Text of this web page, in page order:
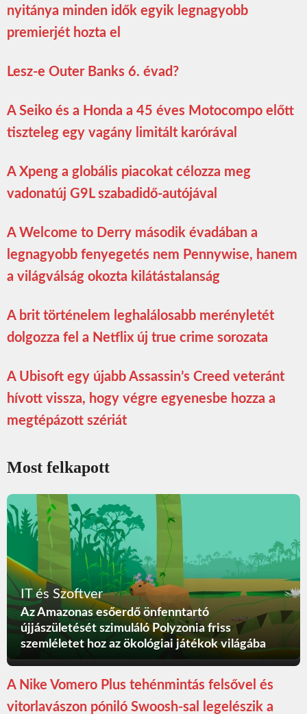
nyitánya minden idők egyik legnagyobb
premierjét hozta el
Lesz-e Outer Banks 6. évad?
A Seiko és a Honda a 45 éves Motocompo előtt
tiszteleg egy vagány limitált karórával
A Xpeng a globális piacokat célozza meg
vadonatúj G9L szabadidő-autójával
A Welcome to Derry második évadában a
legnagyobb fenyegetés nem Pennywise, hanem
a világválság okozta kilátástalanság
A brit történelem leghalálosabb merényletét
dolgozza fel a Netflix új true crime sorozata
A Ubisoft egy újabb Assassin’s Creed veteránt
hívott vissza, hogy végre egyenesbe hozza a
megtépázott szériát
Most felkapott
IT és Szoftver
Az Amazonas esőerdő önfenntartó
újjászületését szimuláló Polyzonia friss
szemléletet hoz az ökológiai játékok világába
A Nike Vomero Plus tehénmintás felsővel és
vitorlavászon póniló Swoosh-sal legelészik a